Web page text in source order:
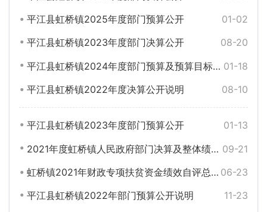
01-02
平江县虹桥镇2025年度部门预算公开
08-20
平江县虹桥镇2023年度部门决算公开
01-18
平江县虹桥镇2024年度部门预算及预算目标绩效编制公示
08-10
平江县虹桥镇2022年度决算公开说明
01-13
平江县虹桥镇2023年度部门预算公开
09-21
2021年度虹桥镇人民政府部门决算及整体绩效目标评价表
06-23
虹桥镇2021年财政专项扶贫资金绩效自评总结报告
11-23
平江县虹桥镇2022年部门预算公开说明